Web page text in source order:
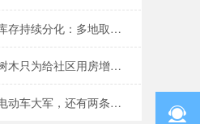
三四线城市去库存持续分化：多地取消购房补
物业砍伐小区树木只为给社区用房增加采光？
不要老是吐槽电动车大军，还有两条腿的行人